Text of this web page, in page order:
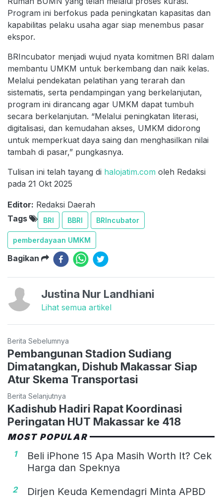
Program ini berfokus pada peningkatan kapasitas dan
kapabilitas pelaku usaha agar siap menembus pasar
ekspor.
BRIncubator menjadi wujud nyata komitmen BRI dalam
membantu UMKM untuk berkembang dan naik kelas.
Melalui pendekatan pelatihan yang terarah dan
sistematis, serta pendampingan yang berkelanjutan,
program ini dirancang agar UMKM dapat tumbuh
secara berkelanjutan. “Melalui peningkatan literasi,
digitalisasi, dan kemudahan akses, UMKM didorong
untuk memperkuat daya saing dan menghasilkan nilai
tambah di pasar,” pungkasnya.
Tulisan ini telah tayang di halojatim.com oleh Redaksi
pada 21 Okt 2025
Editor: Redaksi Daerah
Tags
BRI BBRI BRIncubator
pemberdayaan UMKM
Bagikan
Justina Nur Landhiani
Lihat semua artikel
Berita Sebelumnya
Pembangunan Stadion Sudiang
Dimatangkan, Dishub Makassar Siap
Atur Skema Transportasi
Berita Selanjutnya
Kadishub Hadiri Rapat Koordinasi
Peringatan HUT Makassar ke 418
MOST POPULAR
1
Beli iPhone 15 Apa Masih Worth It? Cek
Harga dan Speknya
2
Dirjen Keuda Kemendagri Minta APBD